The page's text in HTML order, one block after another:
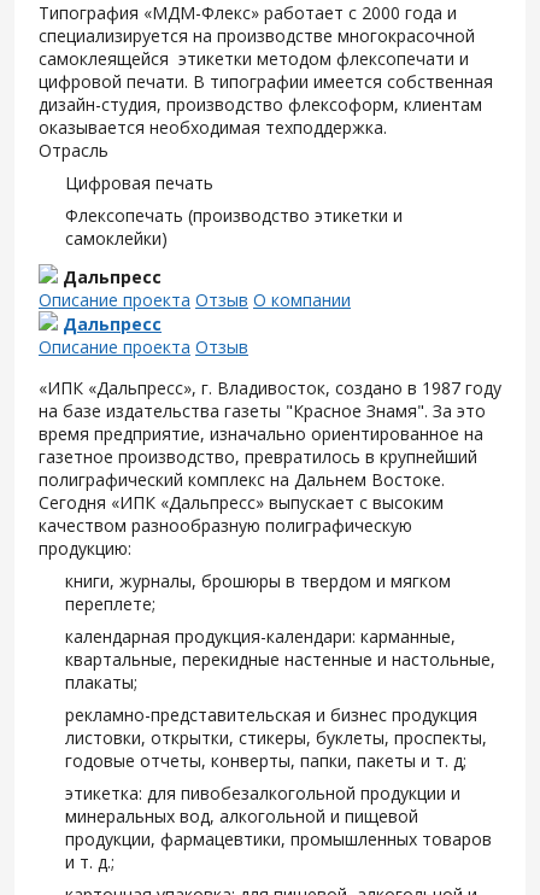
Типография «МДМ-Флекс» работает с 2000 года и
специализируется на производстве многокрасочной
самоклеящейся этикетки методом флексопечати и
цифровой печати. В типографии имеется собственная
дизайн-студия, производство флексоформ, клиентам
оказывается необходимая техподдержка.
Отрасль
Цифровая печать
Флексопечать (производство этикетки и
самоклейки)
Дальпресс
Описание проекта Отзыв О компании
Дальпресс
Описание проекта Отзыв
«ИПК «Дальпресс», г. Владивосток, создано в 1987 году
на базе издательства газеты "Красное Знамя". За это
время предприятие, изначально ориентированное на
газетное производство, превратилось в крупнейший
полиграфический комплекс на Дальнем Востоке.
Сегодня «ИПК «Дальпресс» выпускает с высоким
качеством разнообразную полиграфическую
продукцию:
книги, журналы, брошюры в твердом и мягком
переплете;
календарная продукция-календари: карманные,
квартальные, перекидные настенные и настольные,
плакаты;
рекламно-представительская и бизнес продукция
листовки, открытки, стикеры, буклеты, проспекты,
годовые отчеты, конверты, папки, пакеты и т. д;
этикетка: для пивобезалкогольной продукции и
минеральных вод, алкогольной и пищевой
продукции, фармацевтики, промышленных товаров
и т. д.;